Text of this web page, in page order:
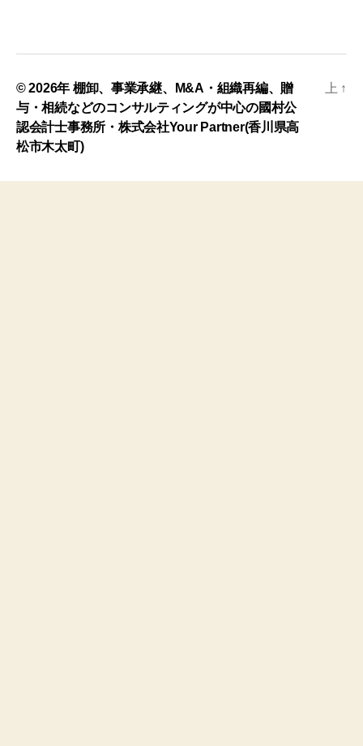
© 2026年 棚卸、事業承継、M&A・組織再編、贈
与・相続などのコンサルティングが中心の國村公
認会計士事務所・株式会社Your Partner(香川県高
松市木太町)
上 ↑